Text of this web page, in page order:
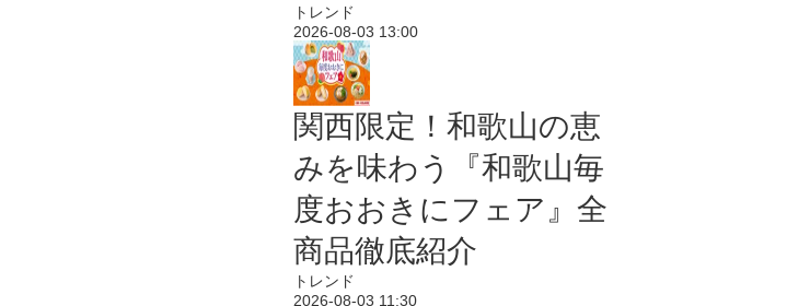
トレンド
2026-08-03 13:00
関西限定！和歌山の恵
みを味わう『和歌山毎
度おおきにフェア』全
商品徹底紹介
トレンド
2026-08-03 11:30